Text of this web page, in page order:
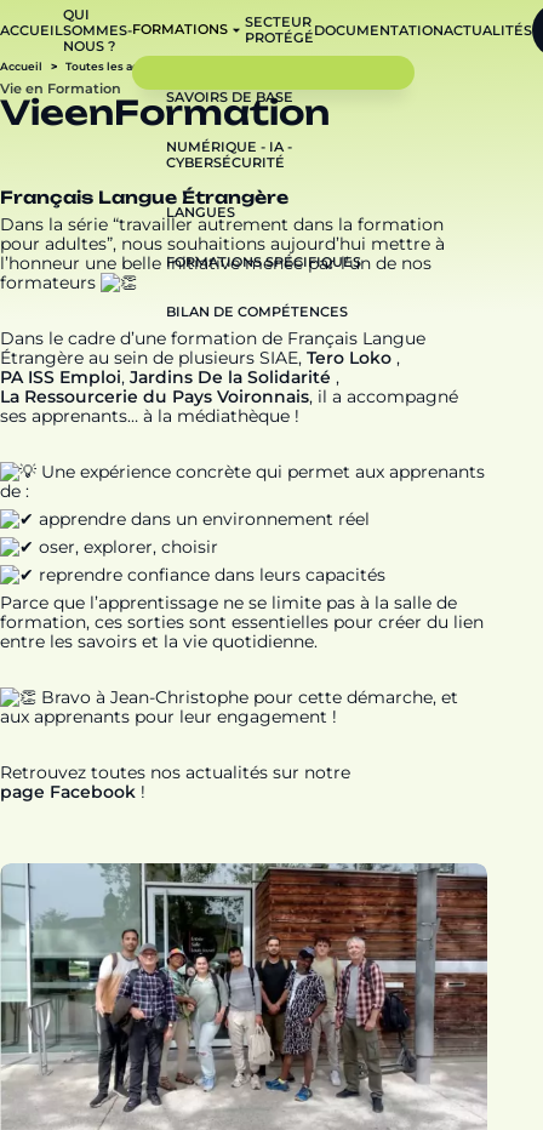
ACCUEIL
QUI
SOMMES-
NOUS ?
FORMATIONS
SAVOIRS DE BASE
NUMÉRIQUE - IA -
CYBERSÉCURITÉ
LANGUES
FORMATIONS SPÉCIFIQUES
BILAN DE COMPÉTENCES
SECTEUR
PROTÉGÉDOCUMENTATIONACTUALITÉS
Vie en Formation
Accueil Toutes les actualités
VieenFormation
Français Langue Étrangère
Dans la série “travailler autrement dans la formation
pour adultes”, nous souhaitions aujourd’hui mettre à
l’honneur une belle initiative menée par l’un de nos
formateurs
Dans le cadre d’une formation de Français Langue
Étrangère au sein de plusieurs SIAE, Tero Loko ,
PA ISS Emploi, Jardins De la Solidarité ,
La Ressourcerie du Pays Voironnais, il a accompagné
ses apprenants… à la médiathèque !
Une expérience concrète qui permet aux apprenants
de :
apprendre dans un environnement réel
oser, explorer, choisir
reprendre confiance dans leurs capacités
Parce que l’apprentissage ne se limite pas à la salle de
formation, ces sorties sont essentielles pour créer du lien
entre les savoirs et la vie quotidienne.
Bravo à Jean-Christophe pour cette démarche, et
aux apprenants pour leur engagement !
Retrouvez toutes nos actualités sur notre
page Facebook !